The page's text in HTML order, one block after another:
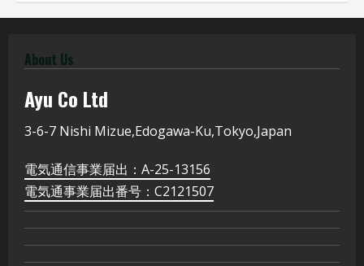
About Us
Ayu Co Ltd
3-6-7 Nishi Mizue,Edogawa-Ku,Tokyo,Japan
電気通信事業届出：A-25-13156
電気通事業届出番号：C2121507